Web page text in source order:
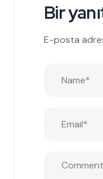
Bir
E-posta